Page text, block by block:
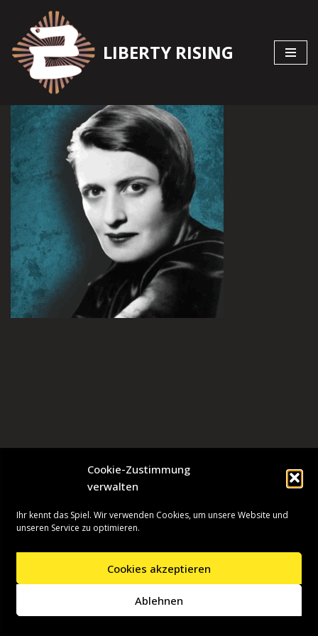
Cookie-Zustimmung
verwalten
Ihr kennt das Spiel. Wir verwenden Cookies, um unsere Website und
unseren Service zu optimieren.
Cookies akzeptieren
Ablehnen
Zum
Inhalt
springen
LIBERTY RISING
| Präsentiert vonWordPress
Presseinformationen